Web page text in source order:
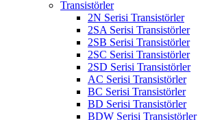
Transistörler
2N Serisi Transistörler
2SA Serisi Transistörler
2SB Serisi Transistörler
2SC Serisi Transistörler
2SD Serisi Transistörler
AC Serisi Transistörler
BC Serisi Transistörler
BD Serisi Transistörler
BDW Serisi Transistörler